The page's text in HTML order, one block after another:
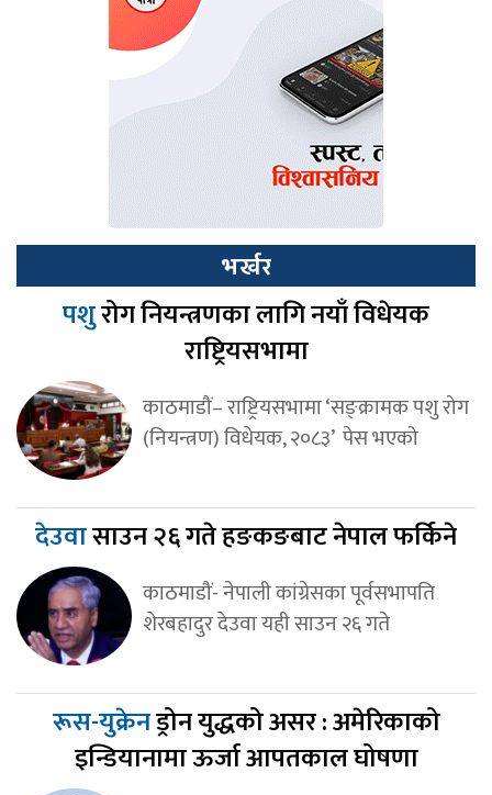
भर्खर
पशुरोग नियन्त्रणका लागि नयाँ विधेयक
राष्ट्रियसभामा
काठमाडौं– राष्ट्रियसभामा ‘सङ्क्रामक पशु रोग
(नियन्त्रण) विधेयक, २०८३’ पेस भएको
देउवासाउन २६ गते हङकङबाट नेपाल फर्किने
काठमाडौं- नेपाली कांग्रेसका पूर्वसभापति
शेरबहादुर देउवा यही साउन २६ गते
रूस-युक्रेनड्रोन युद्धको असर : अमेरिकाको
इन्डियानामा ऊर्जा आपतकाल घोषणा